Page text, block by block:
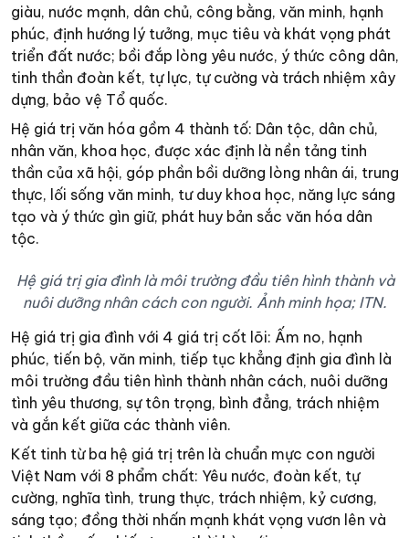
giàu, nước mạnh, dân chủ, công bằng, văn minh, hạnh
phúc, định hướng lý tưởng, mục tiêu và khát vọng phát
triển đất nước; bồi đắp lòng yêu nước, ý thức công dân,
tinh thần đoàn kết, tự lực, tự cường và trách nhiệm xây
dựng, bảo vệ Tổ quốc.
Hệ giá trị văn hóa gồm 4 thành tố: Dân tộc, dân chủ,
nhân văn, khoa học, được xác định là nền tảng tinh
thần của xã hội, góp phần bồi dưỡng lòng nhân ái, trung
thực, lối sống văn minh, tư duy khoa học, năng lực sáng
tạo và ý thức gìn giữ, phát huy bản sắc văn hóa dân
tộc.
Hệ giá trị gia đình là môi trường đầu tiên hình thành và
nuôi dưỡng nhân cách con người. Ảnh minh họa; ITN.
Hệ giá trị gia đình với 4 giá trị cốt lõi: Ấm no, hạnh
phúc, tiến bộ, văn minh, tiếp tục khẳng định gia đình là
môi trường đầu tiên hình thành nhân cách, nuôi dưỡng
tình yêu thương, sự tôn trọng, bình đẳng, trách nhiệm
và gắn kết giữa các thành viên.
Kết tinh từ ba hệ giá trị trên là chuẩn mực con người
Việt Nam với 8 phẩm chất: Yêu nước, đoàn kết, tự
cường, nghĩa tình, trung thực, trách nhiệm, kỷ cương,
sáng tạo; đồng thời nhấn mạnh khát vọng vươn lên và